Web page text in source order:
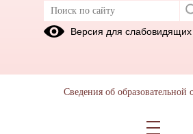
Профилактика
минимизация и (или)
Нормативные
Версия для слабовидящих
Сведения об образовательной